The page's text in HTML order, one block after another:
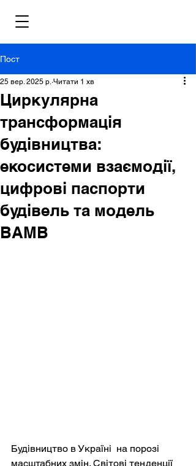
Пост
Циркулярна
трансформація
будівництва:
екосистеми взаємодії,
цифрові паспорти
будівель та модель
BAMB
25 вер. 2025 р. Читати 1 хв
Будівництво в Україні  на порозі
масштабних змін. Світові тенденції